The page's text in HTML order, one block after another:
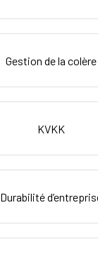
Gestion de la colère
KVKK
Durabilité